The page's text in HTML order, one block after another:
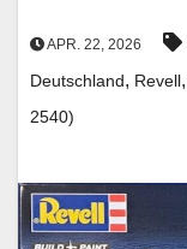
APR. 22, 2026
Deutschland, Revell,
2540)